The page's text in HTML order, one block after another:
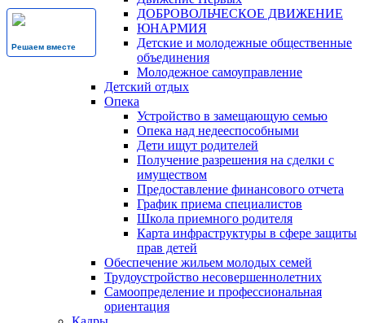
Решаем вместе
ДОБРОВОЛЬЧЕСКОЕ ДВИЖЕНИЕ
ЮНАРМИЯ
Детские и молодежные общественные
объединения
Молодежное самоуправление
Детский отдых
Опека
Устройство в замещающую семью
Опека над недееспособными
Дети ищут родителей
Получение разрешения на сделки с
имуществом
Предоставление финансового отчета
График приема специалистов
Школа приемного родителя
Карта инфраструктуры в сфере защиты
прав детей
Обеспечение жильем молодых семей
Трудоустройство несовершеннолетних
Самоопределение и профессиональная
ориентация